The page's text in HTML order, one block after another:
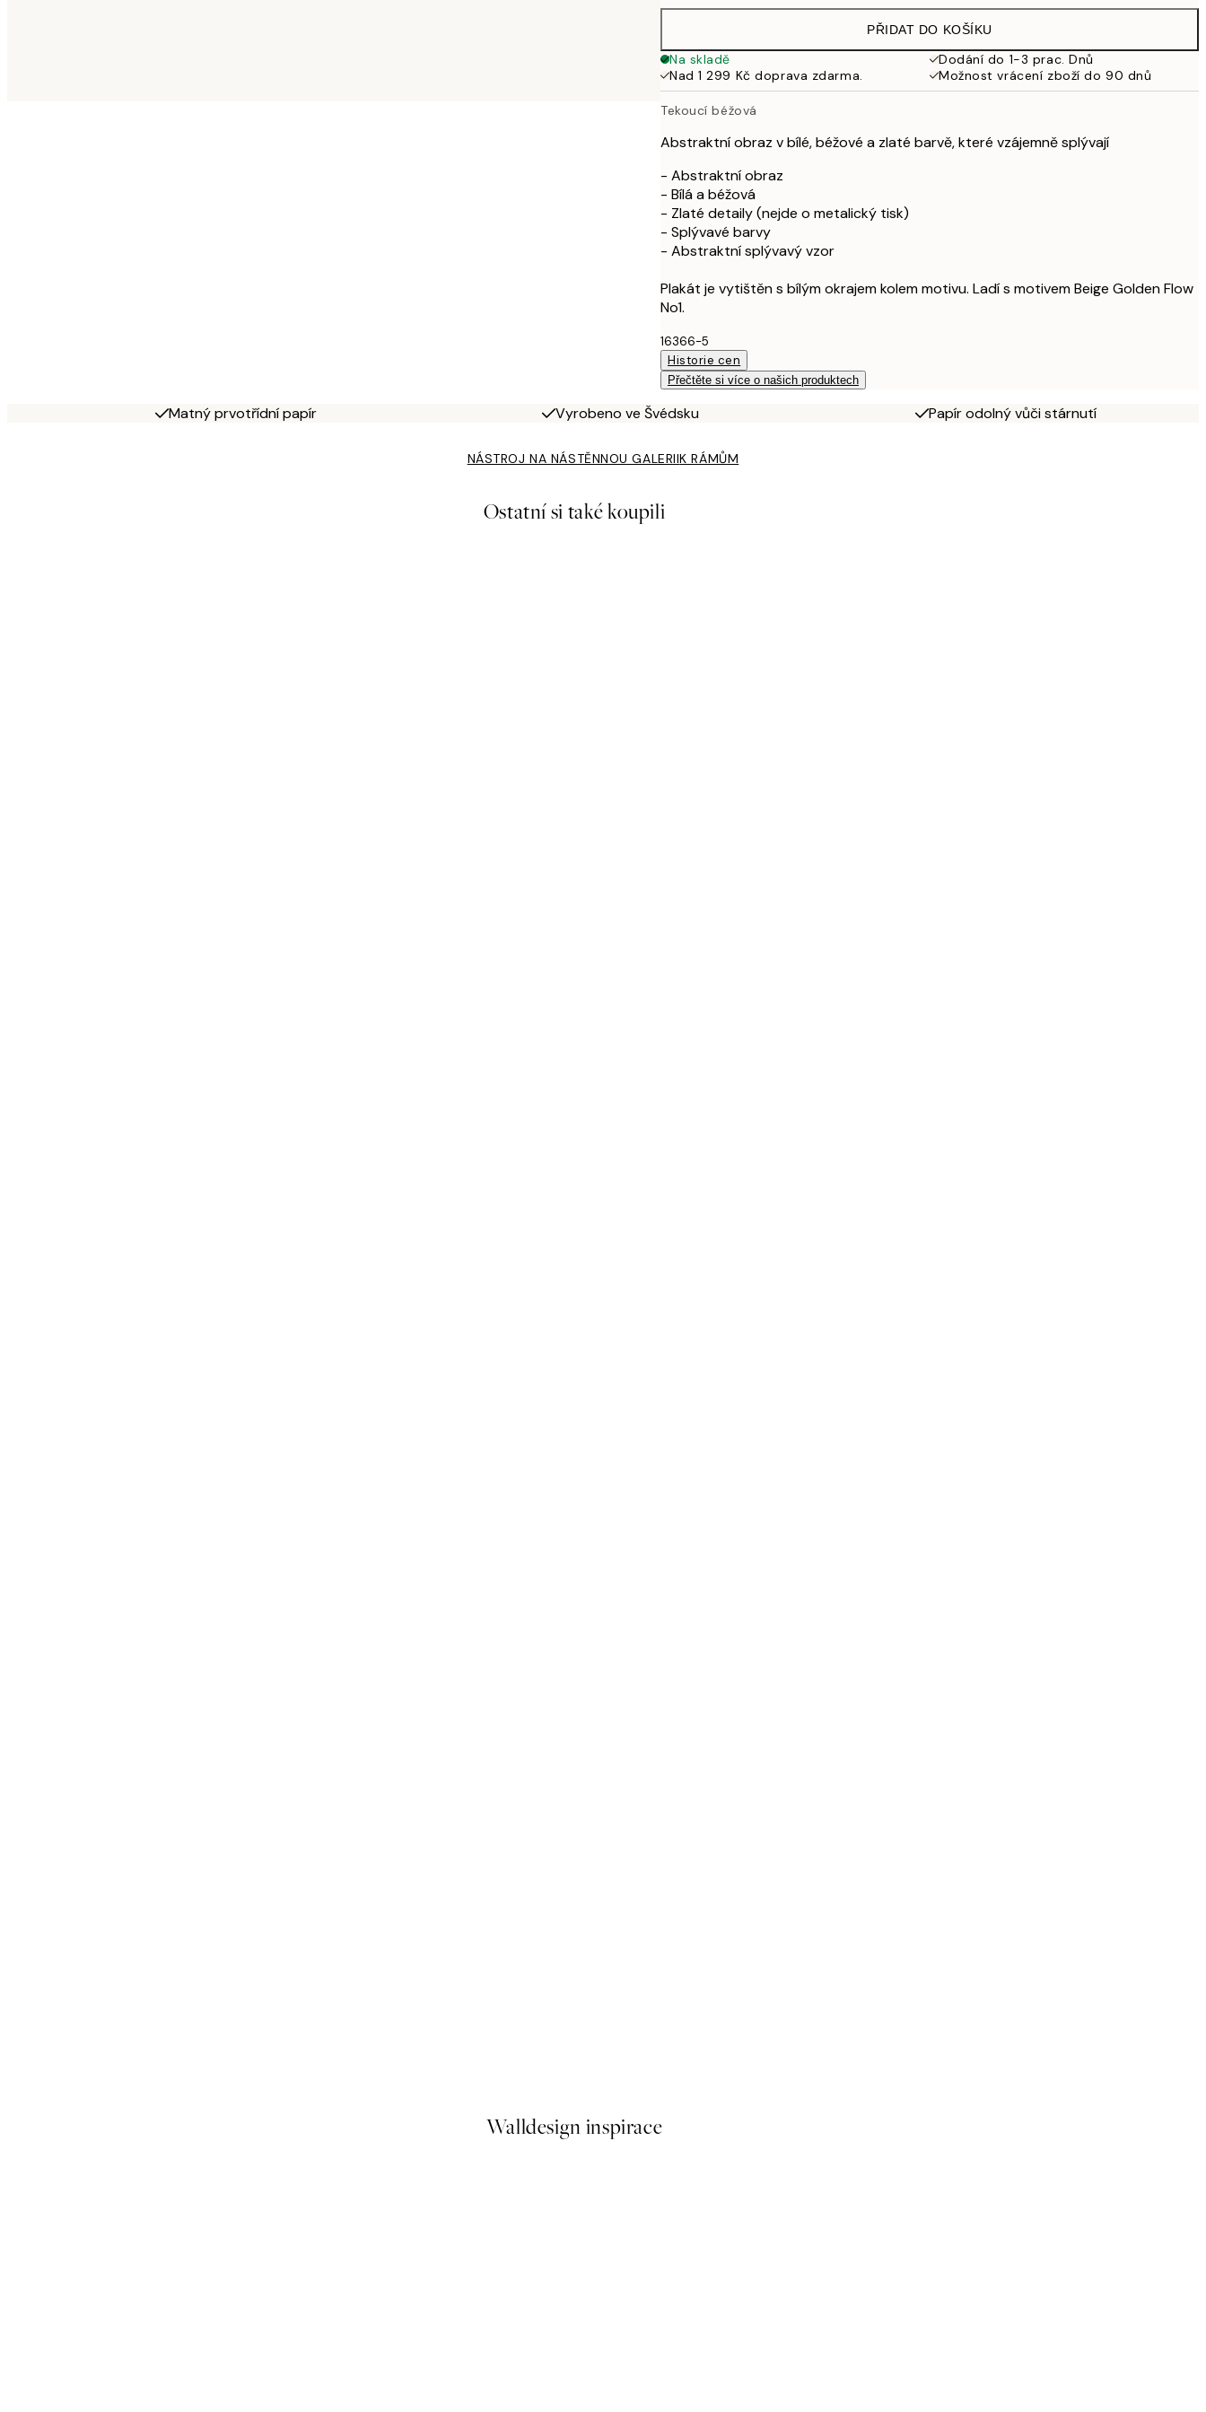
653 Kč
925 Kč
70x100 cm 626,50 Kč
1 253 Kč
PŘIDAT DO KOŠÍKU
Na skladě
Dodání do 1-3 prac. Dnů
Nad 1 299 Kč doprava zdarma.
Možnost vrácení zboží do 90 dnů
Tekoucí béžová
Abstraktní obraz v bílé, béžové a zlaté barvě, které vzájemně splývají
- Abstraktní obraz
- Bílá a béžová
- Zlaté detaily (nejde o metalický tisk)
- Splývavé barvy
- Abstraktní splývavý vzor
Plakát je vytištěn s bílým okrajem kolem motivu. Ladí s motivem Beige Golden Flow
No1.
16366-5
Historie cen
Přečtěte si více o našich produktech
Matný prvotřídní papír Vyrobeno ve Švédsku Papír odolný vůči stárnutí
NÁSTROJ NA NÁSTĚNNOU GALERIIK RÁMŮM
Ostatní si také koupili
Walldesign inspirace